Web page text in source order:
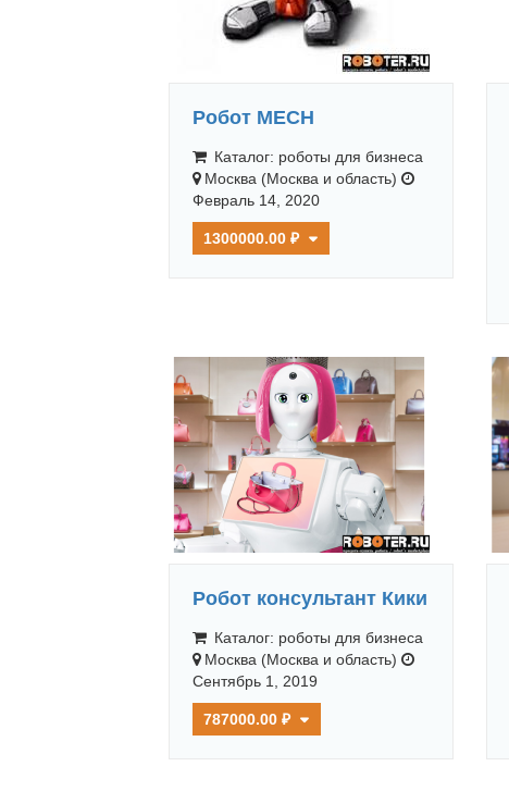
Робот МЕСН
Каталог: роботы для бизнеса
Москва (Москва и область)
Февраль 14, 2020
1300000.00 ₽
Робот консультант Кики
Каталог: роботы для бизнеса
Москва (Москва и область)
Сентябрь 1, 2019
787000.00 ₽